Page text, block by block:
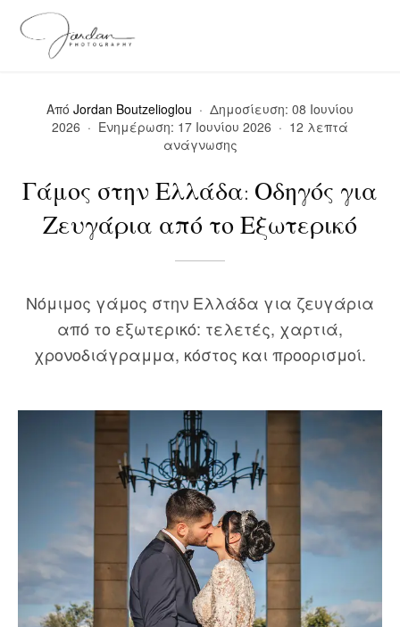
Από Jordan Boutzelioglou · Δημοσίευση: 08 Ιουνίου
2026 · Ενημέρωση: 17 Ιουνίου 2026 · 12 λεπτά
ανάγνωσης
Γάμος στην Ελλάδα: Οδηγός για
Ζευγάρια από το Εξωτερικό
Νόμιμος γάμος στην Ελλάδα για ζευγάρια
από το εξωτερικό: τελετές, χαρτιά,
χρονοδιάγραμμα, κόστος και προορισμοί.